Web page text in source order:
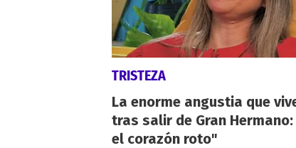
TRISTEZA
La enorme angustia que
tras salir de Gran
el corazón roto"